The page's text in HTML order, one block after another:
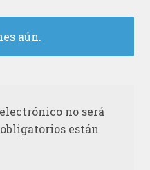
aún.
no será
están